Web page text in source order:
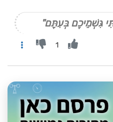
גִּשְׁמֵיכֶם בְּעִתָּם"
1